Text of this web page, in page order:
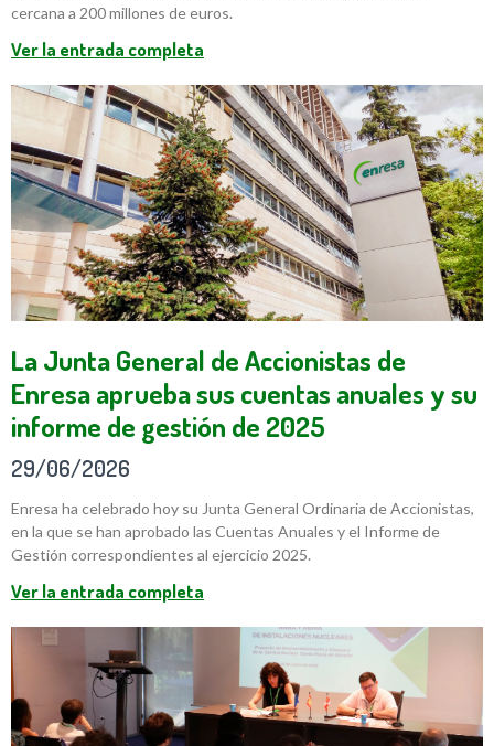
cercana a 200 millones de euros.
Ver la entrada completa
La Junta General de Accionistas de
Enresa aprueba sus cuentas anuales y su
informe de gestión de 2025
29/06/2026
Enresa ha celebrado hoy su Junta General Ordinaria de Accionistas,
en la que se han aprobado las Cuentas Anuales y el Informe de
Gestión correspondientes al ejercicio 2025.
Ver la entrada completa